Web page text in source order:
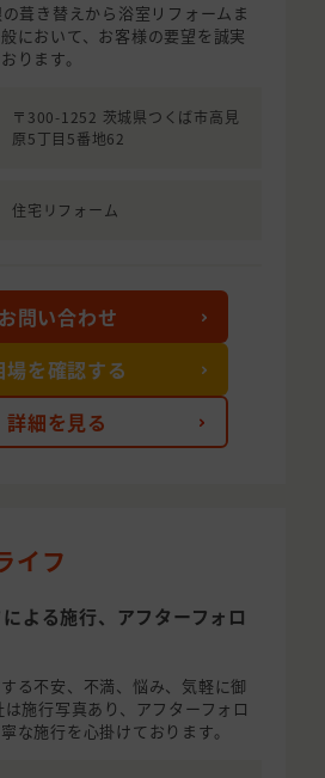
葺き替えから浴室リフォームま
において、お客様の要望を誠実
ります。
〒300-1252 茨城県つくば市高見
原5丁目5番地62
住宅リフォーム
詳細を見る
お問い合わせ
場を確認する
イフ
よる施行、アフターフォロ
る不安、不満、悩み、気軽に御
施行写真あり、アフターフォロ
な施行を心掛けております。